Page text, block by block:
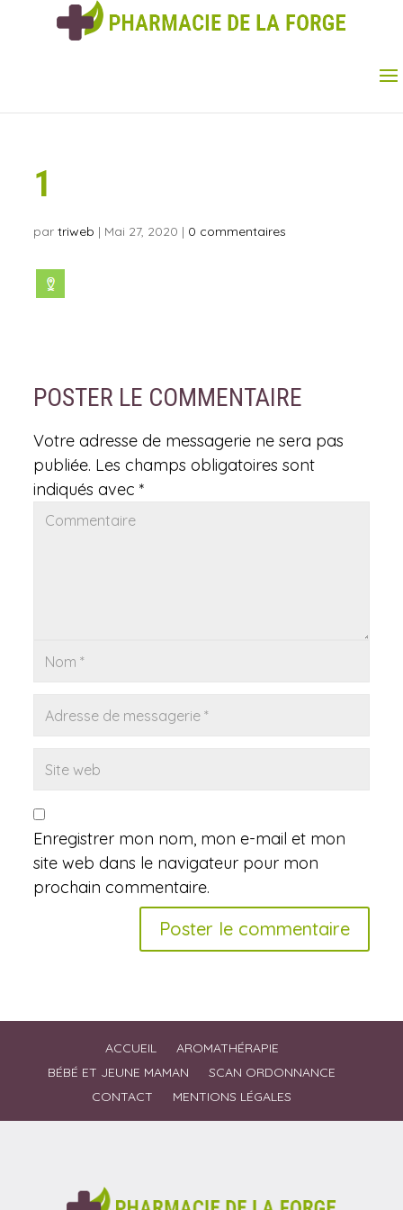
1
partriweb | Mai 27, 2020 | 0 commentaires
POSTER LE COMMENTAIRE
Votre adresse de messagerie ne sera pas
publiée. Les champs obligatoires sont
indiqués avec*
Enregistrer mon nom, mon e-mail et mon
site web dans le navigateur pour mon
prochain commentaire.
ACCUEIL
AROMATHÉRAPIE
BÉBÉ ET JEUNE MAMAN
SCAN ORDONNANCE
CONTACT
MENTIONS LÉGALES